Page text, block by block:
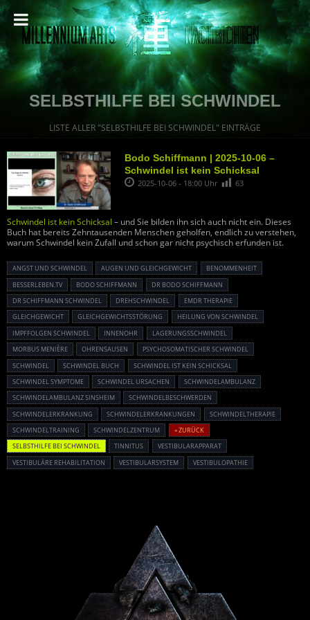
SELBSTHILFE BEI SCHWINDEL
LISTE ALLER "SELBSTHILFE BEI SCHWINDEL" EINTRÄGE
Bodo Schiffmann | 2025-10-06 –
Schwindel ist kein Schicksal
2025-10-06 - 18:00 Uhr 63
Schwindel ist kein Schicksal – und Sie bilden ihn sich auch nicht ein. Dieses
Buch hat bereits Zehntausenden Menschen geholfen, endlich zu verstehen,
warum Schwindel kein Zufall und schon gar nicht psychisch erfunden ist.
ANGST UND SCHWINDEL AUGEN UND GLEICHGEWICHT
BENOMMENHEIT
BESSERLEBEN.TV
BODO SCHIFFMANN
DR BODO SCHIFFMANN
DR SCHIFFMANN SCHWINDEL
DREHSCHWINDEL
EMDR THERAPIE
GLEICHGEWICHT
GLEICHGEWICHTSSTÖRUNG
HEILUNG VON SCHWINDEL
IMPFFOLGEN SCHWINDEL
INNENOHR
LAGERUNGSSCHWINDEL
MORBUS MENIÈRE
OHRENSAUSEN
PSYCHOSOMATISCHER SCHWINDEL
SCHWINDEL
SCHWINDEL BUCH
SCHWINDEL IST KEIN SCHICKSAL
SCHWINDEL SYMPTOME
SCHWINDEL URSACHEN
SCHWINDELAMBULANZ
SCHWINDELAMBULANZ SINSHEIM
SCHWINDELBESCHWERDEN
SCHWINDELERKRANKUNG
SCHWINDELERKRANKUNGEN
SCHWINDELTHERAPIE
SCHWINDELTRAINING
SCHWINDELZENTRUM
« ZURÜCK
SELBSTHILFE BEI SCHWINDEL
TINNITUS
VESTIBULARAPPARAT
VESTIBULÄRE REHABILITATION
VESTIBULARSYSTEM VESTIBULOPATHIE
Powered By :